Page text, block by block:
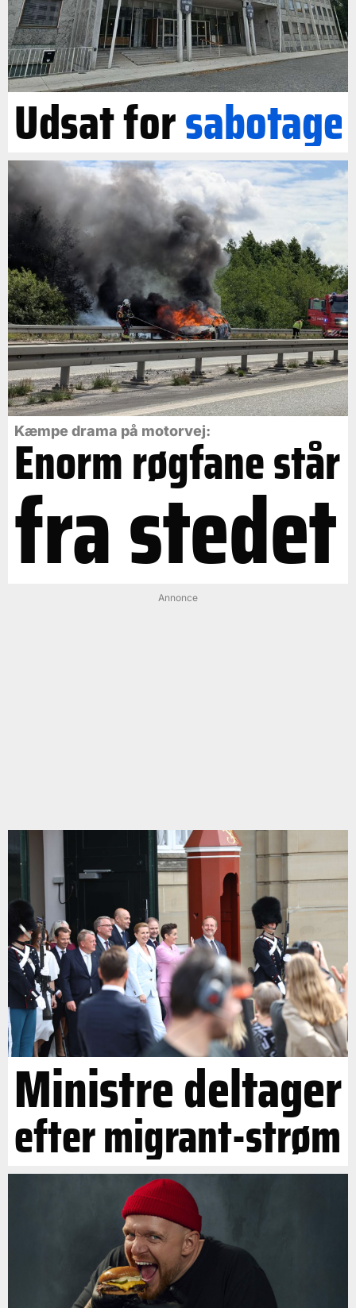
Udsat forsabotage
Kæmpe drama på motorvej:
Enorm røgfane står
fra stedet
Annonce
Ministre deltager
efter migrant-strøm